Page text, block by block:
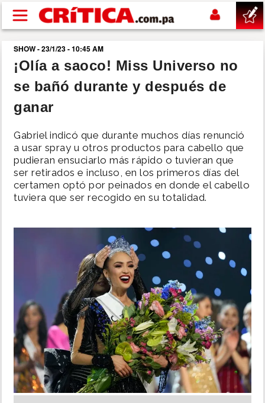
Pasar al contenido principal
buscar
SUCESOS
POLÍTICA
SHOW
MULTIMEDIA
IMPRESO
SHOW - 23/1/23 - 10:45 AM
¡Olía a saoco! Miss Universo no
se bañó durante y después de
ganar
Gabriel indicó que durante muchos días renunció
a usar spray u otros productos para cabello que
pudieran ensuciarlo más rápido o tuvieran que
ser retirados e incluso, en los primeros días del
certamen optó por peinados en donde el cabello
tuviera que ser recogido en su totalidad.